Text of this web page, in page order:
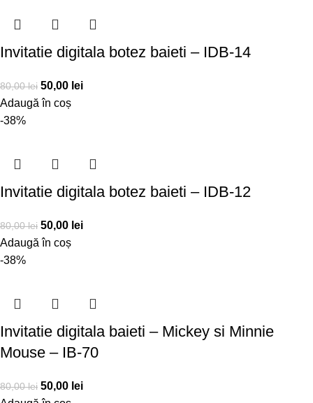
Invitatie digitala botez baieti – IDB-14
80,00lei 50,00 lei
Adaugă în coș
-38%
Invitatie digitala botez baieti – IDB-12
80,00lei 50,00 lei
Adaugă în coș
-38%
Invitatie digitala baieti – Mickey si Minnie
Mouse – IB-70
80,00lei 50,00 lei